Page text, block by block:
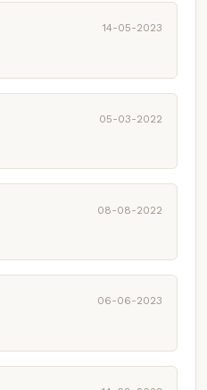
14-05-2023
05-03-2022
08-08-2022
06-06-2023